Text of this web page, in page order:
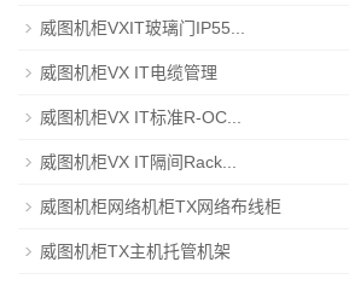
威图机柜VXIT玻璃门IP55...
威图机柜VX IT电缆管理
威图机柜VX IT标准R-OC...
威图机柜VX IT隔间Rack...
威图机柜网络机柜TX网络布线柜
威图机柜TX主机托管机架